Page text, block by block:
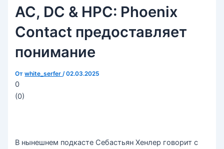
AC, DC & HPC: Phoenix
Contact предоставляет
понимание
Отwhite_serfer/02.03.2025
0
(0)
В нынешнем подкасте Себастьян Хенлер говорит с